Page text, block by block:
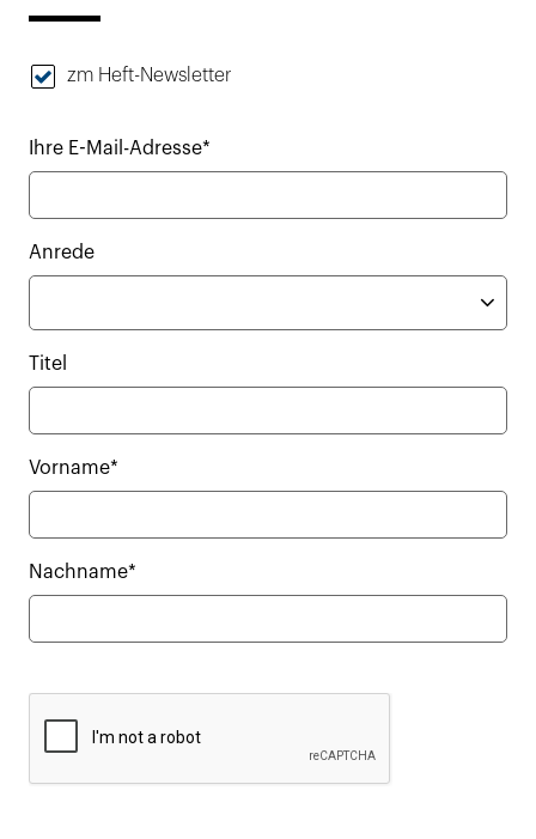
zm Heft-Newsletter
Ihre E-Mail-Adresse*
Anrede
Titel
Vorname*
Nachname*